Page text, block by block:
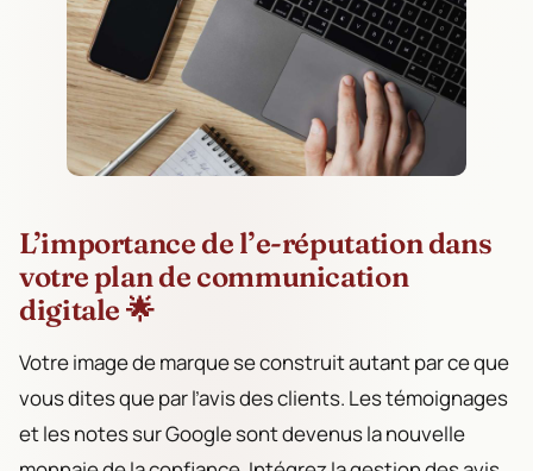
L’importance de l’e-réputation dans
votre plan de communication
digitale 🌟
Votre image de marque se construit autant par ce que
vous dites que par l’avis des clients. Les témoignages
et les notes sur Google sont devenus la nouvelle